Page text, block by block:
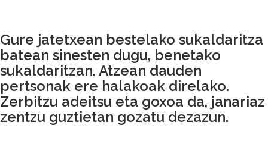
Gure jatetxean bestelako sukaldaritza
batean sinesten dugu, benetako
sukaldaritzan. Atzean dauden
pertsonak ere halakoak direlako.
Zerbitzu adeitsu eta goxoa da, janariaz
zentzu guztietan gozatu dezazun.